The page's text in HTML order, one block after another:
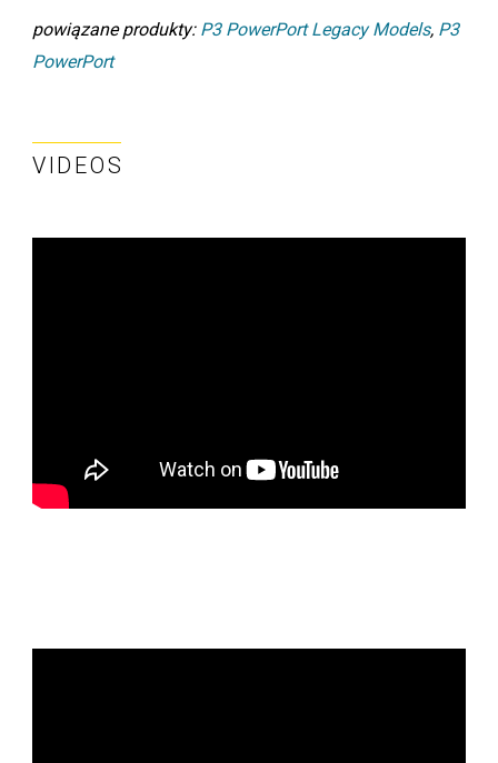
powiązane produkty: P3 PowerPort Legacy Models, P3
PowerPort
VIDEOS